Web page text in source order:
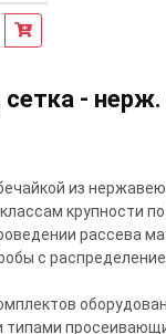
-
из
крупности
рассева
с
типами